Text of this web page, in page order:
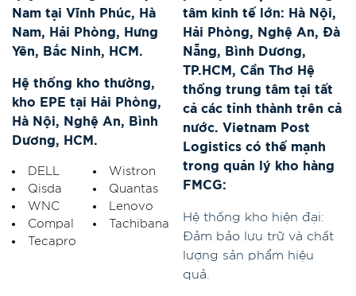
Nam tại Vĩnh Phúc, Hà
Nam, Hải Phòng, Hưng
Yên, Bắc Ninh, HCM.
Hệ thống kho thường,
kho EPE tại Hải Phòng,
Hà Nội, Nghệ An, Bình
Dương, HCM.
DELL
Wistron
Qisda
Quantas
WNC
Lenovo
Compal
Tachibana
Tecapro
tâm kinh tế lớn: Hà Nội,
Hải Phòng, Nghệ An, Đà
Nẵng, Bình Dương,
TP.HCM, Cần Thơ Hệ
thống trung tâm tại tất
cả các tỉnh thành trên cả
nước. Vietnam Post
Logistics có thế mạnh
trong quản lý kho hàng
FMCG:
Hệ thống kho hiện đại:
Đảm bảo lưu trữ và chất
lượng sản phẩm hiệu
quả.